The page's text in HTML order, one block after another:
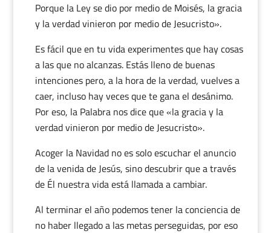
Porque la Ley se dio por medio de Moisés, la gracia
y la verdad vinieron por medio de Jesucristo».
Es fácil que en tu vida experimentes que hay cosas
a las que no alcanzas. Estás lleno de buenas
intenciones pero, a la hora de la verdad, vuelves a
caer, incluso hay veces que te gana el desánimo.
Por eso, la Palabra nos dice que «la gracia y la
verdad vinieron por medio de Jesucristo».
Acoger la Navidad no es solo escuchar el anuncio
de la venida de Jesús, sino descubrir que a través
de Él nuestra vida está llamada a cambiar.
Al terminar el año podemos tener la conciencia de
no haber llegado a las metas perseguidas, por eso